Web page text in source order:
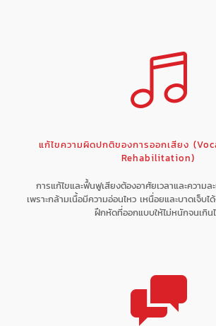
แก้ไขความผิดปกติของการออกเสียง
Rehabilitation)
การแก้ไขและฟื้นฟูเสียงต้องอาศัยเวลาและความล
เพราะกล้ามเนื้อมีความอ่อนไหว เหนื่อยและบาดเจ็บ
ฝึกหัดที่ออกแบบให้ไม่หนักจนเกิน